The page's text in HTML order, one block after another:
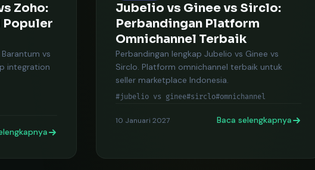
Zoho:
Populer
vs
integration
Jubelio vs Ginee vs Sirclo:
Perbandingan Platform
Omnichannel Terbaik
Perbandingan lengkap Jubelio vs Ginee vs
Sirclo. Platform omnichannel terbaik untuk
seller marketplace Indonesia.
#jubelio vs ginee#sirclo#omnichannel
10 Januari 2027 Baca selengkapnya